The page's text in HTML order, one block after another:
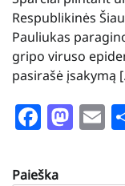
Respublikinės
Pauliukas
gripo viruso
pasirašė įsakymą
Paieška